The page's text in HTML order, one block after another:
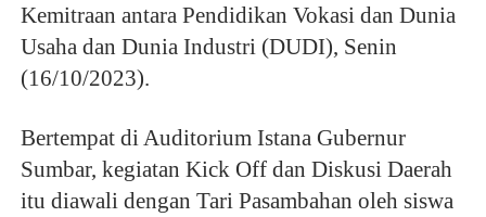
Kemitraan antara Pendidikan Vokasi dan Dunia
Usaha dan Dunia Industri (DUDI), Senin
(16/10/2023).
Bertempat di Auditorium Istana Gubernur
Sumbar, kegiatan Kick Off dan Diskusi Daerah
itu diawali dengan Tari Pasambahan oleh siswa